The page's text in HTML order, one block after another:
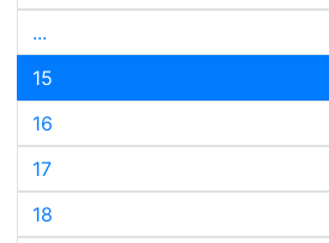
...
15
16
17
18